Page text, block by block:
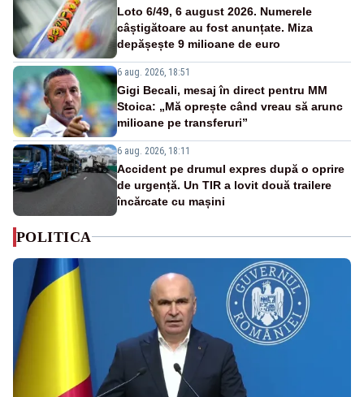
Loto 6/49, 6 august 2026. Numerele
câștigătoare au fost anunțate. Miza
depășește 9 milioane de euro
6 aug. 2026, 18:51
Gigi Becali, mesaj în direct pentru MM
Stoica: „Mă oprește când vreau să arunc
milioane pe transferuri”
6 aug. 2026, 18:11
Accident pe drumul expres după o oprire
de urgență. Un TIR a lovit două trailere
încărcate cu mașini
POLITICA